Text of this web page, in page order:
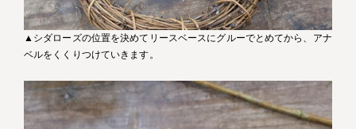
▲シダローズの位置を決めてリースベースにグルーでとめてから、アナ
ベルをくくりつけていきます。